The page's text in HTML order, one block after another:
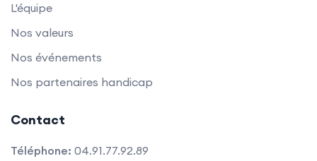
L'équipe
Nos valeurs
Nos événements
Nos partenaires handicap
Contact
Téléphone: 04.91.77.92.89